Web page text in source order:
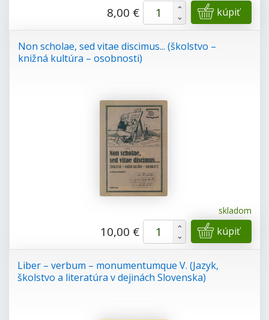
+
-
kúpiť
8,00 €
Non scholae, sed vitae discimus... (školstvo –
knižná kultúra – osobnosti)
skladom
+
-
kúpiť
10,00 €
Liber – verbum – monumentumque V. (Jazyk,
školstvo a literatúra v dejinách Slovenska)